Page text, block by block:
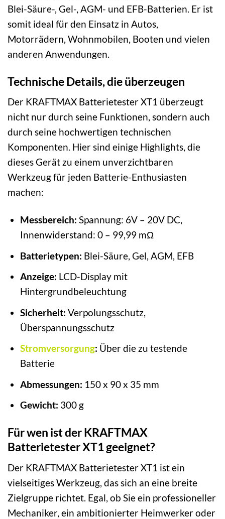
Blei-Säure-, Gel-, AGM- und EFB-Batterien. Er ist
somit ideal für den Einsatz in Autos,
Motorrädern, Wohnmobilen, Booten und vielen
anderen Anwendungen.
Technische Details, die überzeugen
Der KRAFTMAX Batterietester XT1 überzeugt
nicht nur durch seine Funktionen, sondern auch
durch seine hochwertigen technischen
Komponenten. Hier sind einige Highlights, die
dieses Gerät zu einem unverzichtbaren
Werkzeug für jeden Batterie-Enthusiasten
machen:
Messbereich: Spannung: 6V – 20V DC,
Innenwiderstand: 0 – 99,99 mΩ
Batterietypen: Blei-Säure, Gel, AGM, EFB
Anzeige: LCD-Display mit
Hintergrundbeleuchtung
Sicherheit: Verpolungsschutz,
Überspannungsschutz
Stromversorgung: Über die zu testende
Batterie
Abmessungen: 150 x 90 x 35 mm
Gewicht: 300 g
Für wen ist der KRAFTMAX
Batterietester XT1 geeignet?
Der KRAFTMAX Batterietester XT1 ist ein
vielseitiges Werkzeug, das sich an eine breite
Zielgruppe richtet. Egal, ob Sie ein professioneller
Mechaniker, ein ambitionierter Heimwerker oder